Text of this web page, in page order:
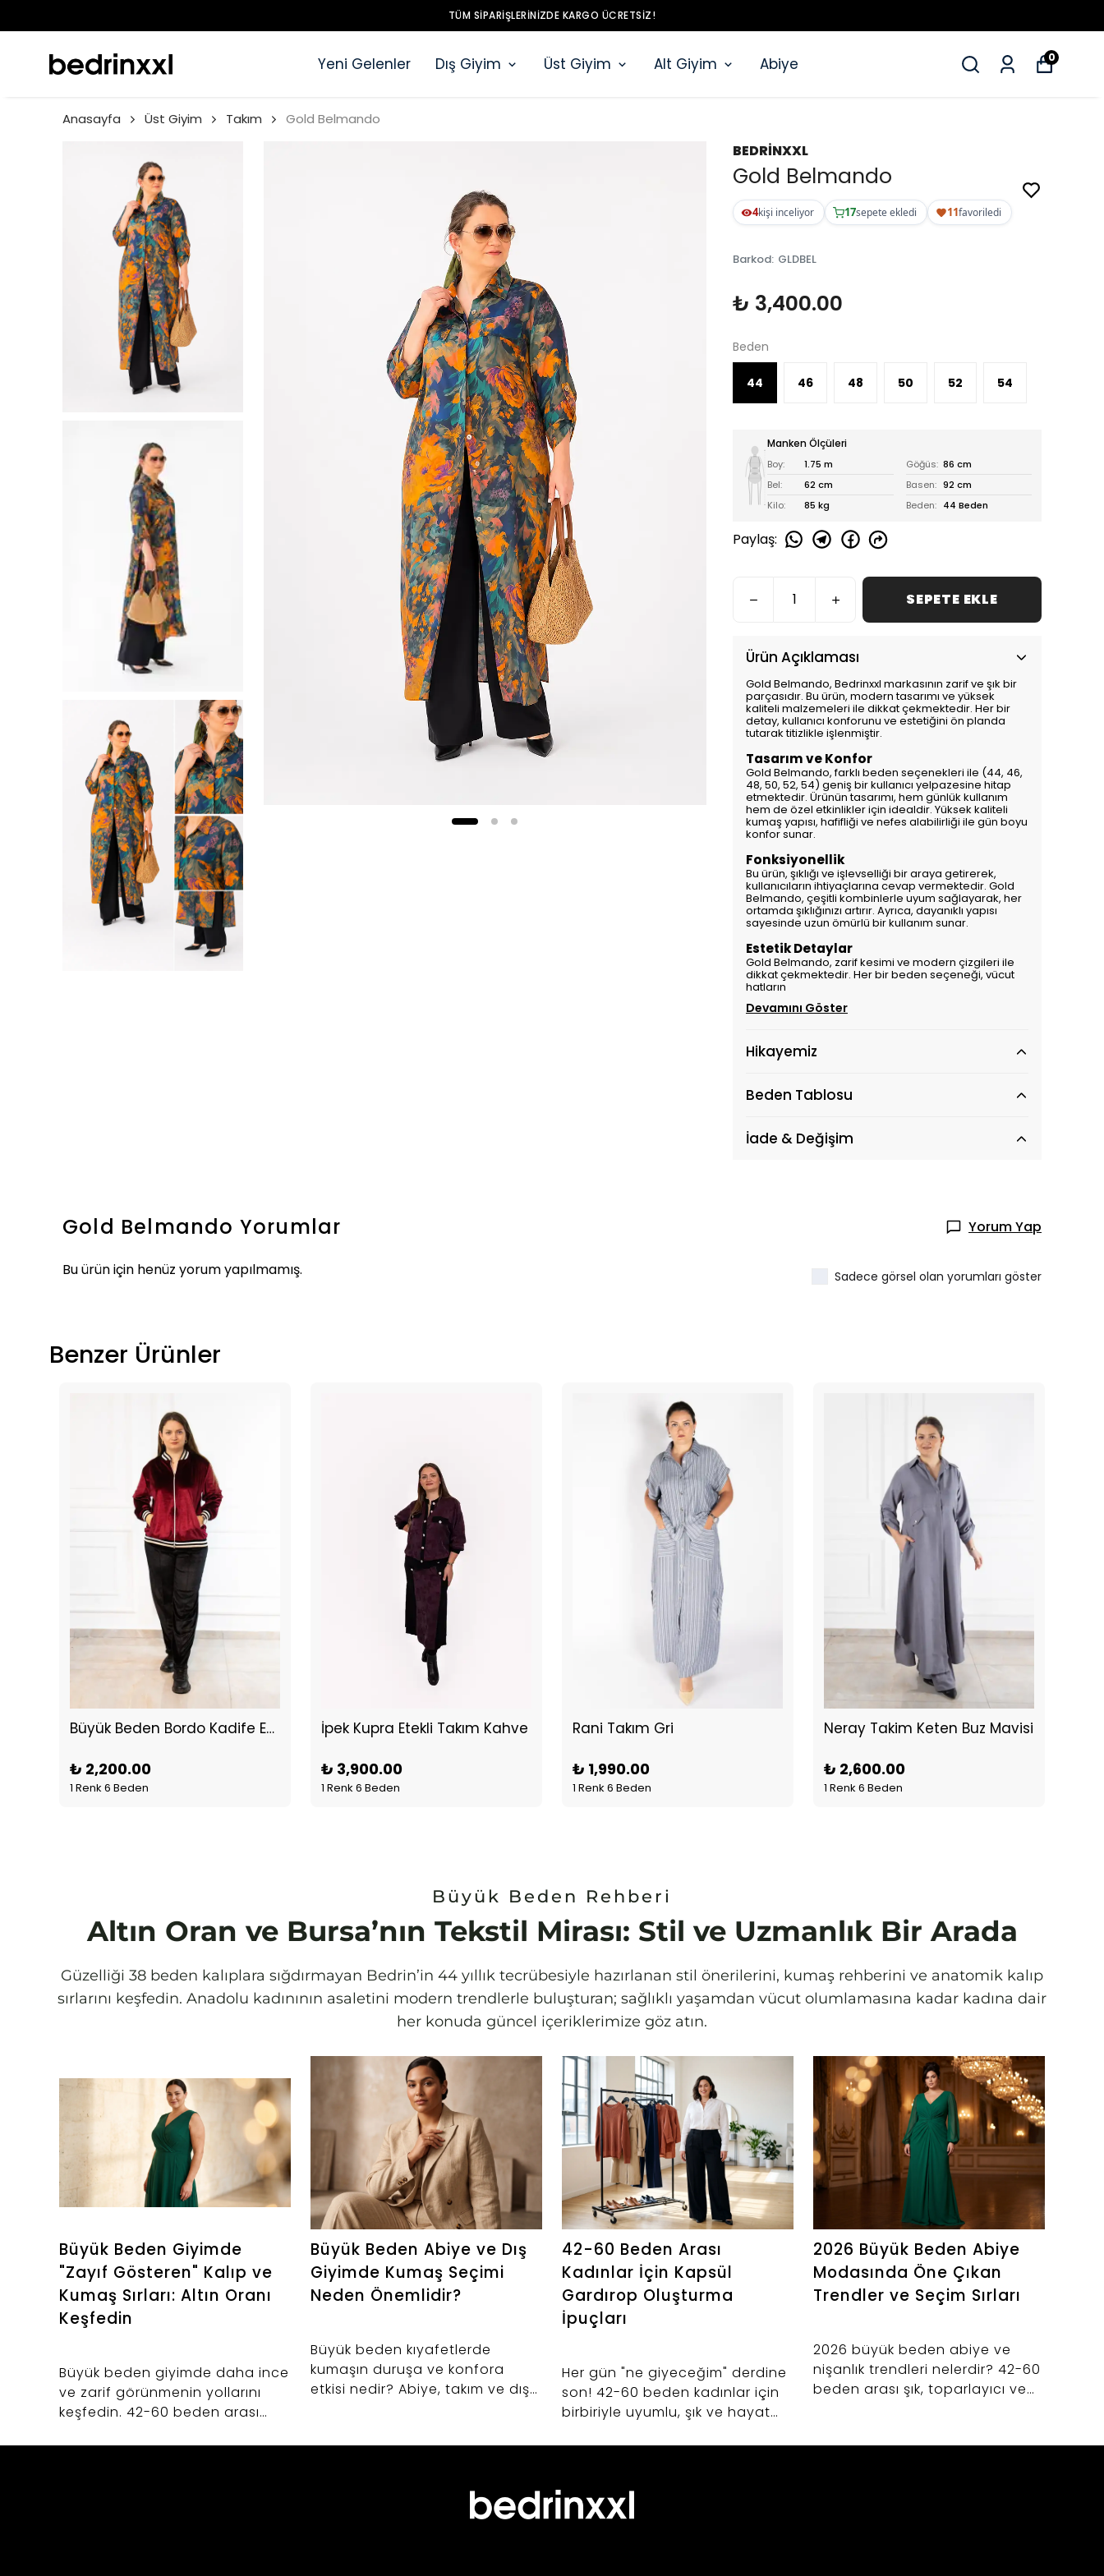
TÜM SIPARIŞLERINIZDE KARGO ÜCRETSIZ!
Yeni Gelenler Dış Giyim Üst Giyim Alt Giyim Abiye 0
Anasayfa Üst Giyim Takım Gold Belmando
BEDRİNXXL
Gold Belmando
4kişi inceliyor 17sepete ekledi 11favoriledi
Barkod: GLDBEL
₺ 3,400.00
Beden
44 46 48 50 52 54
Manken Ölçüleri
Boy: 1.75 m Göğüs: 86 cm
Bel:
62 cm Basen: 92 cm
Kilo:
85 kg Beden: 44 Beden
Paylaş:
SEPETE EKLE
Ürün Açıklaması
Gold Belmando, Bedrinxxl markasının zarif ve şık bir
parçasıdır. Bu ürün, modern tasarımı ve yüksek
kaliteli malzemeleri ile dikkat çekmektedir. Her bir
detay, kullanıcı konforunu ve estetiğini ön planda
tutarak titizlikle işlenmiştir.
Tasarım ve Konfor
Gold Belmando, farklı beden seçenekleri ile (44, 46,
48, 50, 52, 54) geniş bir kullanıcı yelpazesine hitap
etmektedir. Ürünün tasarımı, hem günlük kullanım
hem de özel etkinlikler için idealdir. Yüksek kaliteli
kumaş yapısı, hafifliği ve nefes alabilirliği ile gün boyu
konfor sunar.
Fonksiyonellik
Bu ürün, şıklığı ve işlevselliği bir araya getirerek,
kullanıcıların ihtiyaçlarına cevap vermektedir. Gold
Belmando, çeşitli kombinlerle uyum sağlayarak, her
ortamda şıklığınızı artırır. Ayrıca, dayanıklı yapısı
sayesinde uzun ömürlü bir kullanım sunar.
Estetik Detaylar
Gold Belmando, zarif kesimi ve modern çizgileri ile
dikkat çekmektedir. Her bir beden seçeneği, vücut
hatların
Devamını Göster
Hikayemiz
Beden Tablosu
İade & Değişim
Gold Belmando Yorumlar Yorum Yap
Bu ürün için henüz yorum yapılmamış. Sadece görsel olan yorumları göster
Benzer Ürünler
Büyük Beden Bordo Kadife Eşofman Takım
₺ 2,200.00
1 Renk 6 Beden
İpek Kupra Etekli Takım Kahve
₺ 3,900.00
1 Renk 6 Beden
Rani Takım Gri
₺ 1,990.00
1 Renk 6 Beden
Neray Takim Keten Buz Mavisi
₺ 2,600.00
1 Renk 6 Beden
Büyük Beden Rehberi
Altın Oran ve Bursa’nın Tekstil Mirası: Stil ve Uzmanlık Bir Arada
Güzelliği 38 beden kalıplara sığdırmayan Bedrin’in 44 yıllık tecrübesiyle hazırlanan stil önerilerini, kumaş rehberini ve anatomik kalıp
sırlarını keşfedin. Anadolu kadınının asaletini modern trendlerle buluşturan; sağlıklı yaşamdan vücut olumlamasına kadar kadına dair
her konuda güncel içeriklerimize göz atın.
Büyük Beden Giyimde
"Zayıf Gösteren" Kalıp ve
Kumaş Sırları: Altın Oranı
Keşfedin
Büyük beden giyimde daha ince
ve zarif görünmenin yollarını
keşfedin. 42-60 beden arası
uygun kalıp uzmanlığı, kumaş
Büyük Beden Abiye ve Dış
Giyimde Kumaş Seçimi
Neden Önemlidir?
Büyük beden kıyafetlerde
kumaşın duruşa ve konfora
etkisi nedir? Abiye, takım ve dış
42-60 Beden Arası
Kadınlar İçin Kapsül
Gardırop Oluşturma
İpuçları
Her gün "ne giyeceğim" derdine
son! 42-60 beden kadınlar için
birbiriyle uyumlu, şık ve hayat
oluşturmanın sırlarını keşfedin.
2026 Büyük Beden Abiye
Modasında Öne Çıkan
Trendler ve Seçim Sırları
2026 büyük beden abiye ve
nişanlık trendleri nelerdir? 42-60
beden arası şık, toparlayıcı ve